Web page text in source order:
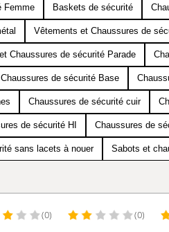
Femme Baskets de sécurité
Vêtements et Chaussures de
Chaussures de sécurité Parade
Chaussures de sécurité Base
Chaussures de sécurité cuir
de sécurité HI Chaussures de
sans lacets à nouer Sabots et
(0) (0)